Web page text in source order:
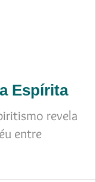
Espírita
revela
entre